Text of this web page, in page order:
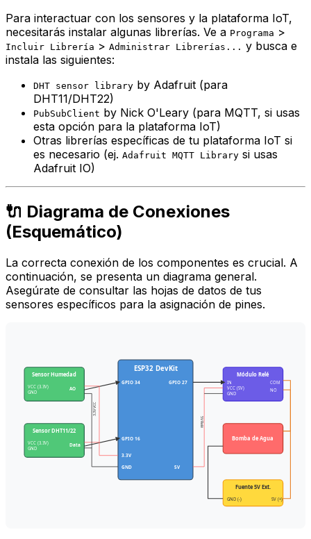
Para interactuar con los sensores y la plataforma IoT,
necesitarás instalar algunas librerías. Ve a Programa >
Incluir Librería > Administrar Librerías... y busca e
instala las siguientes:
DHT sensor library by Adafruit (para
DHT11/DHT22)
PubSubClient by Nick O'Leary (para MQTT, si usas
esta opción para la plataforma IoT)
Otras librerías específicas de tu plataforma IoT si
es necesario (ej. Adafruit MQTT Library si usas
Adafruit IO)
🔌 Diagrama de Conexiones
(Esquemático)
La correcta conexión de los componentes es crucial. A
continuación, se presenta un diagrama general.
Asegúrate de consultar las hojas de datos de tus
sensores específicos para la asignación de pines.
ESP32 DevKit
GPIO 34
GPIO 16
GPIO 27
3.3V
GND
5V
Sensor Humedad
VCC (3.3V)
GND
AO
Sensor DHT11/22
VCC (3.3V)
GND
Data
Módulo Relé
IN
VCC (5V)
GND
COM
NO
Bomba de Agua
Fuente 5V Ext.
GND (-) 5V (+)
3.3V VCC
5V Relé